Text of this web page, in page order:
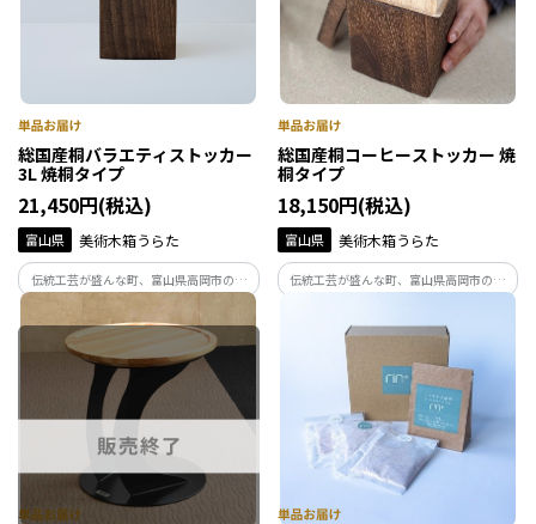
総国産桐バラエティストッカー
3L 焼桐タイプ
21,450円(税込)
富山県 美術木箱うらた
伝統工芸が盛んな町、富山県高岡市の桐
箱製造業者の職人が創り出すキッチンで
活きる桐の箱。細部にまで職人技が込め
られたオリジナル総国産桐の多用途スト
ッカー。上質なキッチン空間をKIRIFTの
ストッカーと共に。
総国産桐コーヒーストッカー 焼
桐タイプ
18,150円(税込)
富山県 美術木箱うらた
伝統工芸が盛んな町、富山県高岡市の桐
活きる桐の箱。細部にまで職人技が込め
られたオリジナル総国産桐のコーヒーキ
ャニスター。上質なキッチン空間を
KIRIFTのストッカーと共に